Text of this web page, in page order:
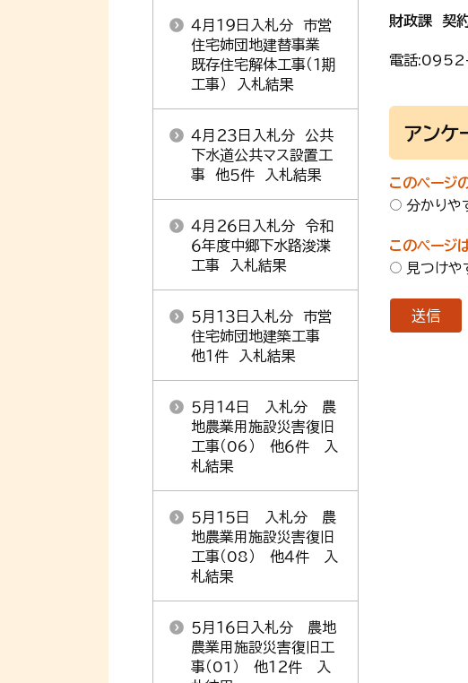
財政課 契
電話:
アンケ
このページ
分かりや
このページ
見つけや
４月１９日入札分 市営
住宅姉団地建替事業
既存住宅解体工事（１期
工事） 入札結果
４月２３日入札分 公共
下水道公共マス設置工
事 他５件 入札結果
４月２６日入札分 令和
６年度中郷下水路浚渫
工事 入札結果
５月１３日入札分 市営
住宅姉団地建築工事
他１件 入札結果
５月１４日 入札分 農
地農業用施設災害復旧
工事（06） 他６件 入
札結果
５月１５日 入札分 農
地農業用施設災害復旧
工事（08） 他４件 入
札結果
５月１６日入札分 農地
農業用施設災害復旧工
事（01） 他１２件 入